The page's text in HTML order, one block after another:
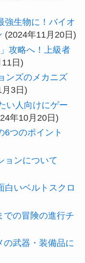
強生物に！バイオ
(2024年11月20日)
攻略へ！上級者
日)
ンズのメカニズ
3日)
い人向けにゲー
年10月20日)
6つのポイント
ョンについて
白いベルトスクロ
での冒険の進行チ
の武器・装備品に